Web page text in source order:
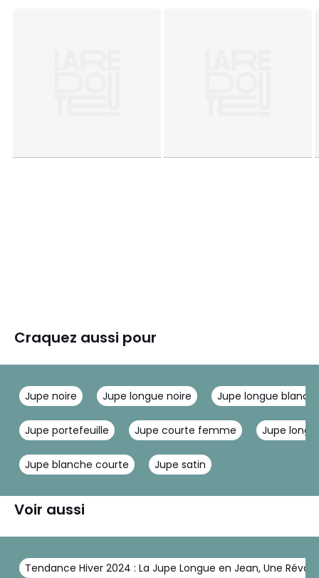
Craquez aussi pour
Jupe noire Jupe longue noire Jupe longue
Jupe portefeuille Jupe courte femme Jupe
Jupe blanche courte Jupe satin
Voir aussi
Tendance Hiver 2024 : La Jupe Longue en Jean, Une